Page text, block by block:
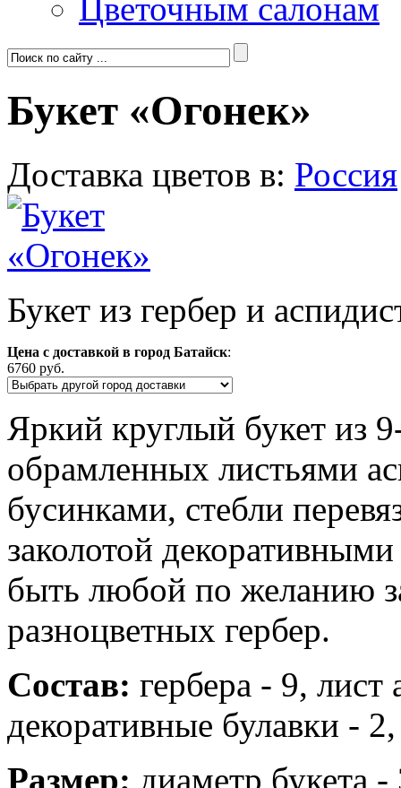
Цветочным салонам
Букет «Огонек»
Доставка цветов в: Россия
Букет из гербер и
Цена с доставкой в город Батайск:
6760 руб.
Яркий круглый букет из
обрамленных листьями
бусинками, стебли
заколотой
быть любой по желанию
разноцветных гербер.
Состав: гербера - 9,
декоративные булавки -
Размер: диаметр букета